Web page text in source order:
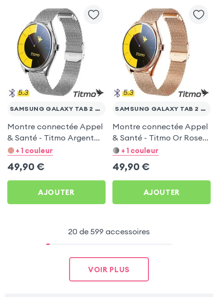
SAMSUNG GALAXY TAB 2 10.1 WI-FI P5110
Montre connectée Appel
& Santé - Titmo Argent
pour Samsung Galaxy
+ 1 couleur
49,90 €
AJOUTER
SAMSUNG GALAXY TAB 2 10.1 WI-FI P5110
Montre connectée Appel
& Santé - Titmo Or Rose
pour Samsung Galaxy
+ 1 couleur
49,90 €
AJOUTER
20 de 599 accessoires
VOIR PLUS